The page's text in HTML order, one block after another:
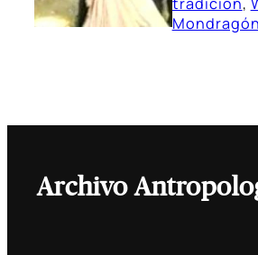
Mondragón
Archivo